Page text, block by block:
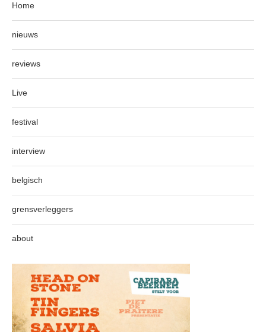
Home
nieuws
reviews
Live
festival
interview
belgisch
grensverleggers
about